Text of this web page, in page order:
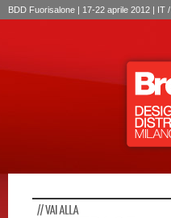
BDD Fuorisalone | 17-22 aprile 2012 | IT /